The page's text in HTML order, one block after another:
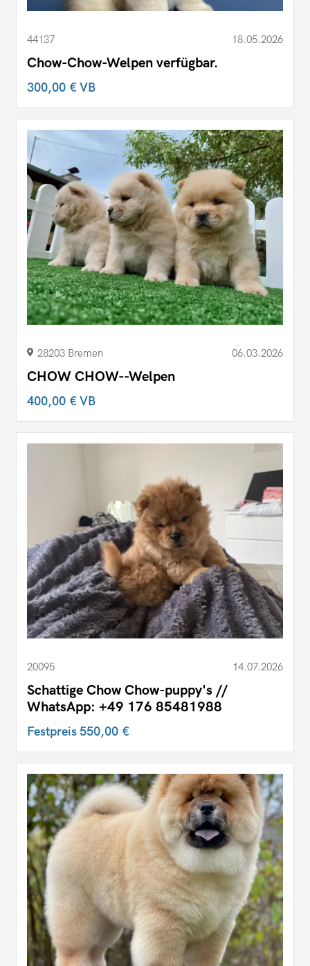
44137 18.05.2026
Chow-Chow-Welpen verfügbar.
300,00 €VB
28203 Bremen 06.03.2026
CHOW CHOW--Welpen
400,00 €VB
20095 14.07.2026
Schattige Chow Chow-puppy's //
WhatsApp: +49 176 85481988
Festpreis550,00 €